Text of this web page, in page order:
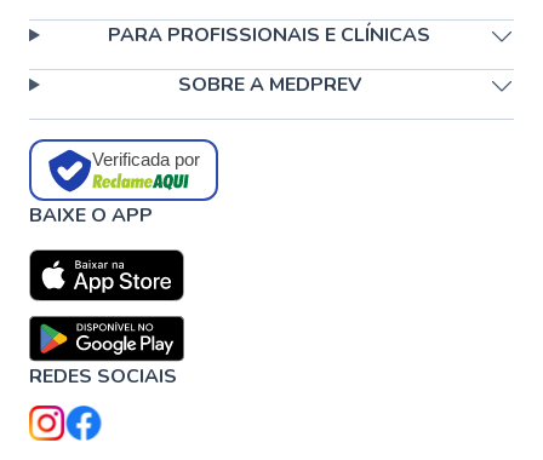
PARA PROFISSIONAIS E CLÍNICAS
SOBRE A MEDPREV
Verificada por
BAIXE O APP
REDES SOCIAIS